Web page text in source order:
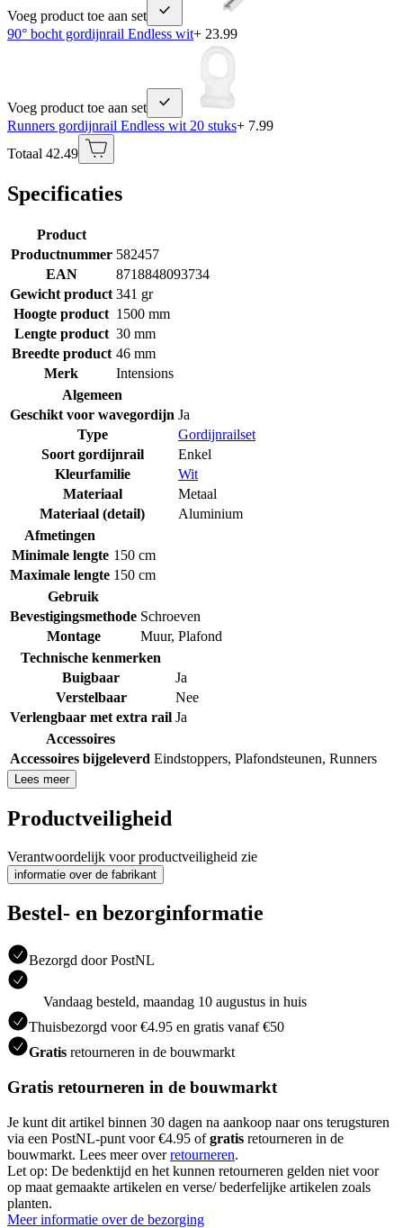
Voeg product toe aan set
90° bocht gordijnrail Endless wit+ 23.99
Voeg product toe aan set
Runners gordijnrail Endless wit 20 stuks+ 7.99
Totaal 42.49
Specificaties
Product
Productnummer 582457
EAN
8718848093734
Gewicht product 341 gr
Hoogte product 1500 mm
Lengte product 30 mm
Breedte product 46 mm
Merk
Intensions
Algemeen
Geschikt voor wavegordijn Ja
Type
Gordijnrailset
Soort gordijnrail
Enkel
Kleurfamilie
Wit
Materiaal
Metaal
Materiaal (detail)
Aluminium
Afmetingen
Minimale lengte 150 cm
Maximale lengte 150 cm
Gebruik
Bevestigingsmethode Schroeven
Montage
Muur, Plafond
Technische kenmerken
Buigbaar
Ja
Verstelbaar
Nee
Verlengbaar met extra rail Ja
Accessoires
Accessoires bijgeleverd Eindstoppers, Plafondsteunen, Runners
Lees meer
Productveiligheid
Verantwoordelijk voor productveiligheid zie
informatie over de fabrikant
Bestel- en bezorginformatie
Bezorgd door PostNL
Vandaag besteld, maandag 10 augustus in huis
Thuisbezorgd voor €4.95 en gratis vanaf €50
Gratis retourneren in de bouwmarkt
Gratis retourneren in de bouwmarkt
Je kunt dit artikel binnen 30 dagen na aankoop naar ons terugsturen
via een PostNL-punt voor €4.95 ofgratis retourneren in de
bouwmarkt. Lees meer overretourneren.
Let op: De bedenktijd en het kunnen retourneren gelden niet voor
op maat gemaakte artikelen en verse/ bederfelijke artikelen zoals
planten.
Meer informatie over de bezorging